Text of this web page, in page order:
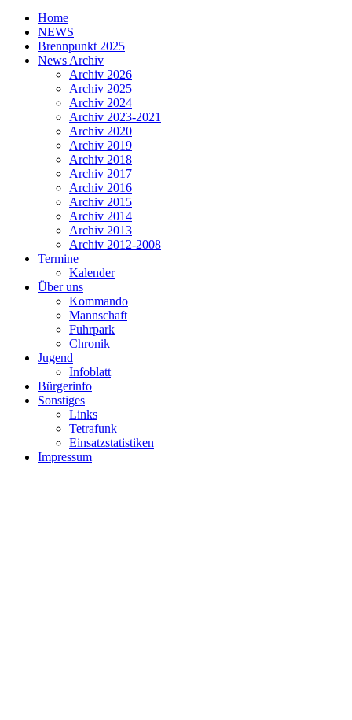
Home
NEWS
Brennpunkt 2025
News Archiv
Archiv 2026
Archiv 2025
Archiv 2024
Archiv 2023-2021
Archiv 2020
Archiv 2019
Archiv 2018
Archiv 2017
Archiv 2016
Archiv 2015
Archiv 2014
Archiv 2013
Archiv 2012-2008
Termine
Kalender
Über uns
Kommando
Mannschaft
Fuhrpark
Chronik
Jugend
Infoblatt
Bürgerinfo
Sonstiges
Links
Tetrafunk
Einsatzstatistiken
Impressum